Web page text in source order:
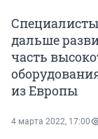
дальше
часть
из Европы
4 марта 2022, 17:00